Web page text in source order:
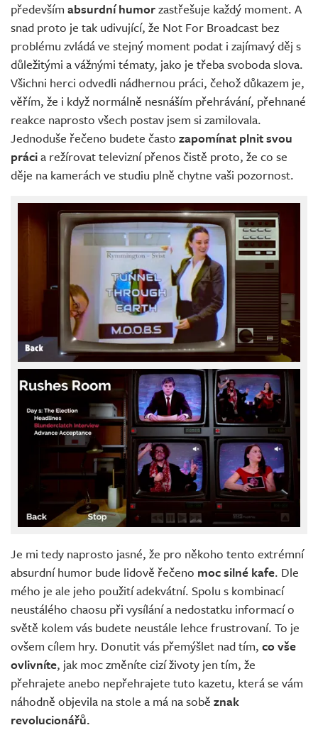
především absurdní humorzastřešuje každý moment. A
snad proto je tak udivující, že Not For Broadcast bez
problému zvládá ve stejný moment podat i zajímavý děj s
důležitými a vážnými tématy, jako je třeba svoboda slova.
Všichni herci odvedli nádhernou práci, čehož důkazem je,
věřím, že i když normálně nesnáším přehrávání, přehnané
reakce naprosto všech postav jsem si zamilovala.
Jednoduše řečeno budete často zapomínat plnit svou
prácia režírovat televizní přenos čistě proto, že co se
děje na kamerách ve studiu plně chytne vaši pozornost.
Je mi tedy naprosto jasné, že pro někoho tento extrémní
absurdní humor bude lidově řečeno moc silné kafe. Dle
mého je ale jeho použití adekvátní. Spolu s kombinací
neustálého chaosu při vysílání a nedostatku informací o
světě kolem vás budete neustále lehce frustrovaní. To je
ovšem cílem hry. Donutit vás přemýšlet nad tím, co vše
ovlivníte, jak moc změníte cizí životy jen tím, že
přehrajete anebo nepřehrajete tuto kazetu, která se vám
náhodně objevila na stole a má na sobě znak
revolucionářů.